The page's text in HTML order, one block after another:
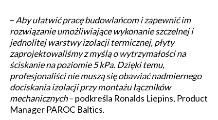
– Aby ułatwić pracę budowlańcom i zapewnić im
rozwiązanie umożliwiające wykonanie szczelnej i
jednolitej warstwy izolacji termicznej, płyty
zaprojektowaliśmy z myślą o wytrzymałości na
ściskanie na poziomie 5 kPa. Dzięki temu,
profesjonaliści nie muszą się obawiać nadmiernego
dociskania izolacji przy montażu łączników
mechanicznych– podkreśla Ronalds Liepins, Product
Manager PAROC Baltics.